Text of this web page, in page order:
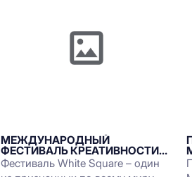
МЕЖДУНАРОДНЫЙ
ФЕСТИВАЛЬ КРЕАТИВНОСТИ
WHITE SQUARE 2025 ОТКРЫЛ
ПРИЕМ КОНКУРСНЫХ РАБОТ
Фестиваль White Square – один